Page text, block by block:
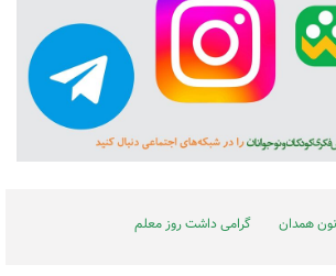
همدان گرامی داشت روز معلم